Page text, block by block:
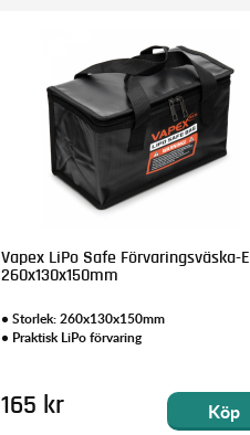
Vapex LiPo Safe Förvaringsväska-E
260x130x150mm
• Storlek: 260x130x150mm
• Praktisk LiPo förvaring
165 kr Köp